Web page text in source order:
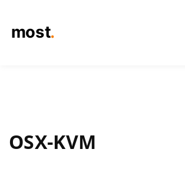
OSX-KVM